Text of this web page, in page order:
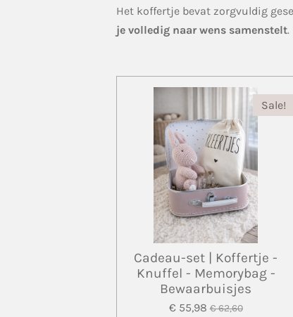
Het koffertje bevat zorgvuldig
je volledig naar wens samenstelt.
Sale!
Cadeau-set | Koffertje -
Knuffel - Memorybag -
Bewaarbuisjes
€ 55,98 € 62,60